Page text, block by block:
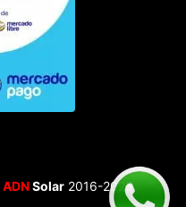
ADNSolar2016-2025